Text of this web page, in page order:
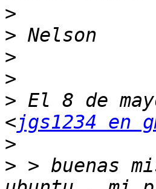
>
>
>
>
> El 8 de
<jgs1234 en
>
> > buenas